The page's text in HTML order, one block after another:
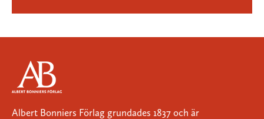
Albert Bonniers Förlag grundades 1837 och är